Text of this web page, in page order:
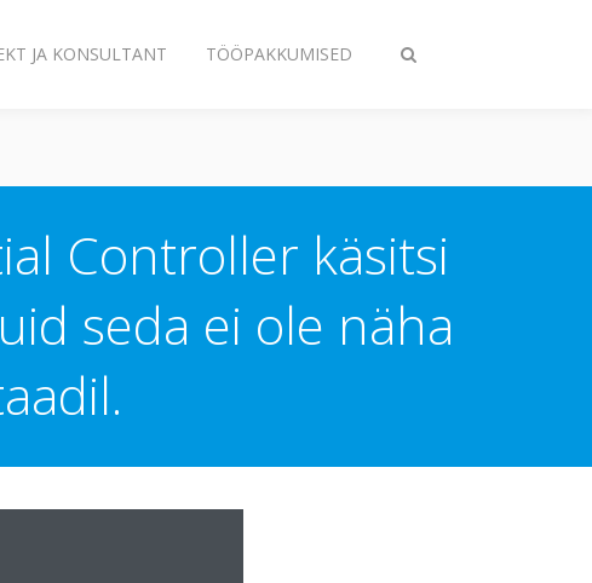
Lülitage
JA KONSULTANT TÖÖPAKKUMISED
Controller käsitsi
seda ei ole näha
omaga.